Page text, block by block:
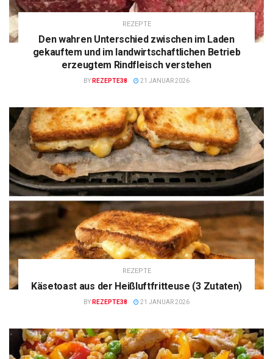
REZEPTE
Den wahren Unterschied zwischen im Laden
gekauftem und im landwirtschaftlichen Betrieb
erzeugtem Rindfleisch verstehen
BY REZEPTE38 21 JANUAR 2026
REZEPTE
Käsetoast aus der Heißluftfritteuse (3 Zutaten)
BY REZEPTE38 21 JANUAR 2026